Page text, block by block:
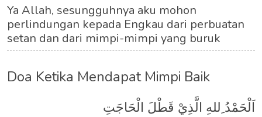
Ya Allah, sesungguhnya aku mohon
perlindungan kepada Engkau dari perbuatan
setan dan dari mimpi-mimpi yang buruk
Doa Ketika Mendapat Mimpi Baik
اَلْحَمْدُ ِللهِ الَّذِيْ قَطْلَ الْحَاجَتِ